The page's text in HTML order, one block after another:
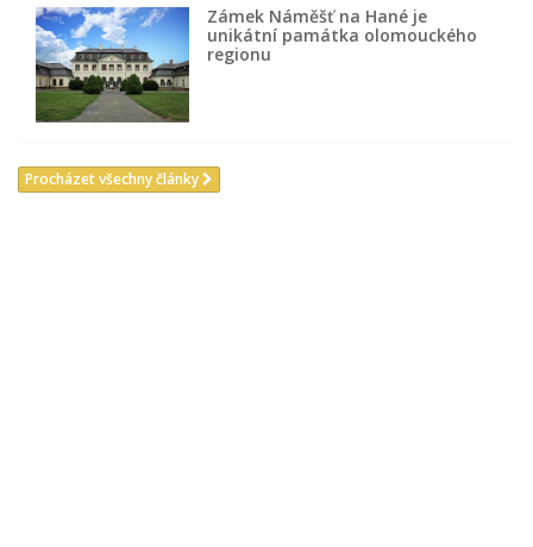
Zámek Náměšť na Hané je
unikátní památka olomouckého
regionu
Procházet všechny články